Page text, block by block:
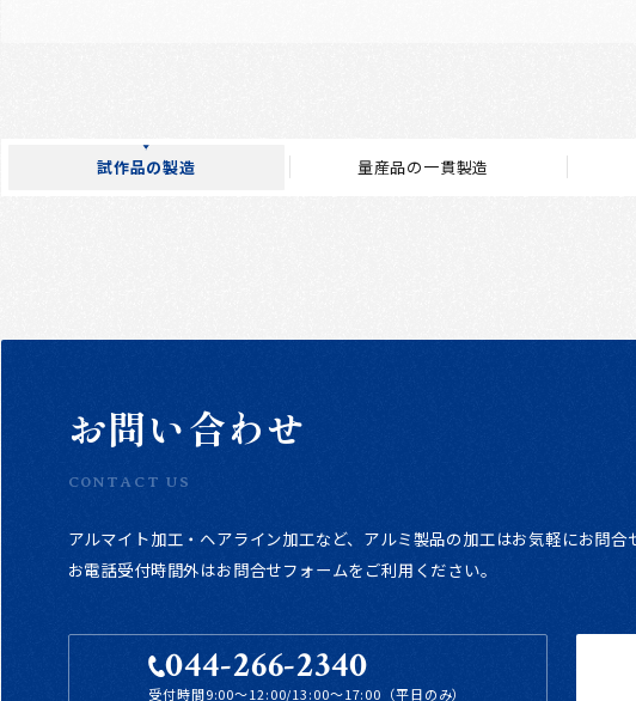
試作品の製造 量産品の一貫製造
お問い合わせ
CONTACT US
アルマイト加工・ヘアライン加工など、アルミ製品の加工はお気軽にお問合
お電話受付時間外はお問合せフォームをご利用ください。
044-266-2340
受付時間9:00～12:00/13:00～17:00（平日のみ）